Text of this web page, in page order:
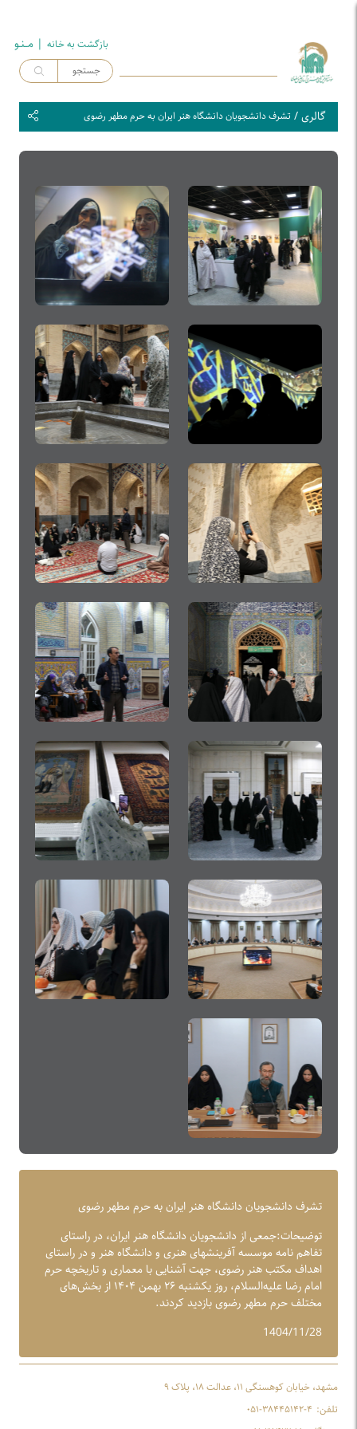
بازگشت به خـانه | مــنـو
گالری/ تشرف دانشجویان دانشگاه هنر ایران به حرم مطهر رضوی
تشرف دانشجویان دانشگاه هنر ایران به حرم مطهر رضوی
توضیحات:جمعی از دانشجویان دانشگاه هنر ایران، در راستای
تفاهم نامه موسسه آفرینشهای هنری و دانشگاه هنر و در راستای
اهداف مکتب هنر رضوی، جهت آشنایی با معماری و تاریخچه حرم
امام رضا علیه‌السلام، روز یکشنبه ۲۶ بهمن ۱۴۰۴ از بخش‌های
مختلف حرم مطهر رضوی بازدید کردند.
1404/11/28
مشهد، خیابان کوهسنگی ۱۱، عدالت ۱۸، پلاک ۹
تلفن: ۰۵۱-۳۸۴۴۵۱۴۲-۴